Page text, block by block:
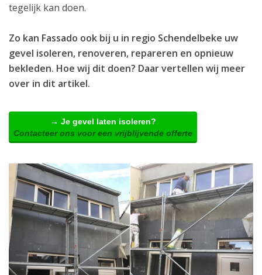
tegelijk kan doen.
Zo kan Fassado ook bij u in regio Schendelbeke uw
gevel isoleren, renoveren, repareren en opnieuw
bekleden. Hoe wij dit doen? Daar vertellen wij meer
over in dit artikel.
→ Je gevel laten isoleren?
Contacteer ons voor een vrijblijvende offerte